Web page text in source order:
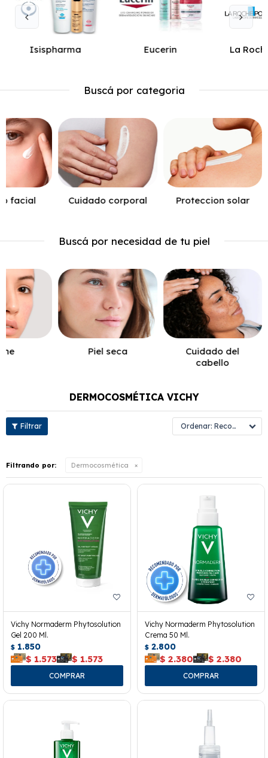
Isispharma Eucerin La
Buscá por categoria
facial Cuidado corporal Proteccion solar
Buscá por necesidad de tu piel
Piel seca
Cuidado del
cabello
DERMOCOSMÉTICA VICHY
Recomendados
Filtrando por: Dermocosmética
Vichy Normaderm Phytosolution
Gel 200 Ml.
$ 1.850
$ 1.573 $ 1.573
Vichy Normaderm Phytosolution
Crema 50 Ml.
$ 2.800
$ 2.380 $ 2.380